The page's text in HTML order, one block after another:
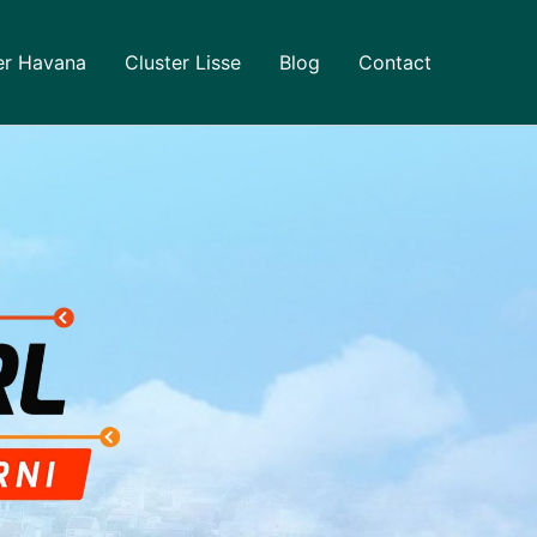
Havana Cluster Lisse Blog Contact